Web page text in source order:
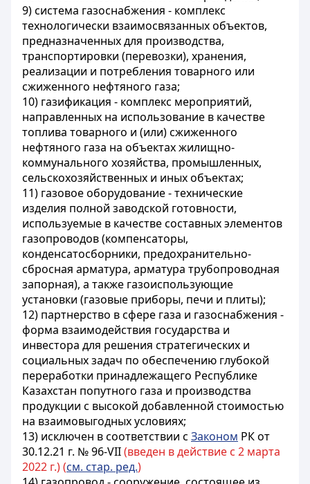
9) система газоснабжения - комплекс
технологически взаимосвязанных объектов,
предназначенных для производства,
транспортировки (перевозки), хранения,
реализации и потребления товарного или
сжиженного нефтяного газа;
10) газификация - комплекс мероприятий,
направленных на использование в качестве
топлива товарного и (или) сжиженного
нефтяного газа на объектах жилищно-
коммунального хозяйства, промышленных,
сельскохозяйственных и иных объектах;
11) газовое оборудование - технические
изделия полной заводской готовности,
используемые в качестве составных элементов
газопроводов (компенсаторы,
конденсатосборники, предохранительно-
сбросная арматура, арматура трубопроводная
запорная), а также газоиспользующие
установки (газовые приборы, печи и плиты);
12) партнерство в сфере газа и газоснабжения -
форма взаимодействия государства и
инвестора для решения стратегических и
социальных задач по обеспечению глубокой
переработки принадлежащего Республике
Казахстан попутного газа и производства
продукции с высокой добавленной стоимостью
на взаимовыгодных условиях;
13) исключен в соответствии с Законом РК от
30.12.21 г. № 96-VII(введен в действие с 2 марта
2022 г.) (см. стар. ред.)